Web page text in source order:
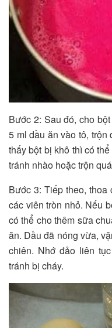
Bước 2: Sau đó, cho
5 ml dầu ăn vào tô, trộn
thấy bột bị khô thì có
tránh nhào hoặc trộn
Bước 3: Tiếp theo, thoa
các viên tròn nhỏ. Nếu
có thể cho thêm sữa
ăn. Dầu đã nóng vừa,
chiên. Nhớ đảo liên
tránh bị cháy.